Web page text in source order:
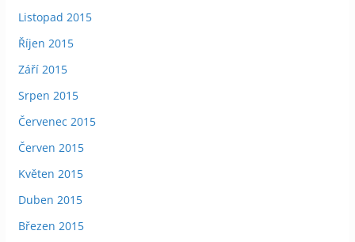
Listopad 2015
Říjen 2015
Září 2015
Srpen 2015
Červenec 2015
Červen 2015
Květen 2015
Duben 2015
Březen 2015